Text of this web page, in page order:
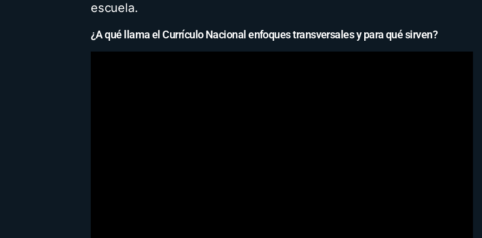
escuela.
¿A qué llama el Currículo Nacional enfoques transversales y para qué sirven?